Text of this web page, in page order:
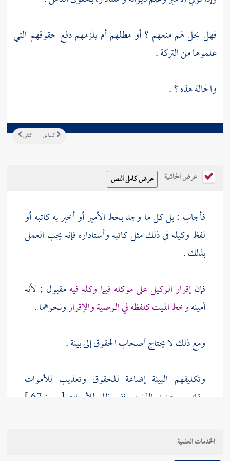
فهل يحل لهم منعهم ؟ أو مطلهم أم يلزمهم دفع حقوقهم التي
علموها من التركة .
والحالة هذه ؟ .
التالي السابق
عرض الحاشية
فأجاب : بل كل ما وجد بخط الأمير أو أخبر به كاتبه أو
لفظ وكيله في ذلك مثل كاتبه وأستاداره فإنه يجب العمل
بذلك .
فإنإقرار الوكيل على موكله فيما وكله فيهمقبول ; لأنه
أمينهوخط الميت كلفظه في الوصية والإقرارونحوهما .
ومع ذلك لا يحتاج أصحاب الحقوق إلى بينة .
وتكليفهم البينة إضاعة للحقوق وتعذيب للأموات
ببقائهم مرتهنين بالذنوب ففيه ظلم للأموات[ص:
والأحياء ; لا سيما في المعاملات التي لم تجر العادة فيها
بالإشهاد فتكليف البينة في ذلك خروج عن العدل
المعروف . والله أعلم .الخدمات العلمية